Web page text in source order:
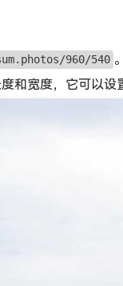
960/540 。
和宽度，它可以设